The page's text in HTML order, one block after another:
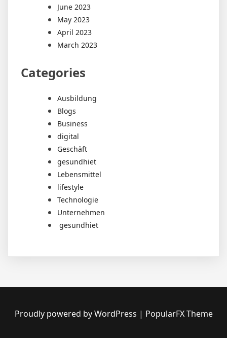
June 2023
May 2023
April 2023
March 2023
Categories
Ausbildung
Blogs
Business
digital
Geschäft
gesundhiet
Lebensmittel
lifestyle
Technologie
Unternehmen
gesundhiet
Proudly powered by WordPress | PopularFX Theme